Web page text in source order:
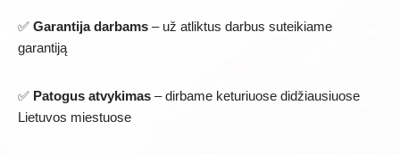
✅ Garantija darbams – už atliktus darbus suteikiame
garantiją
✅ Patogus atvykimas – dirbame keturiuose didžiausiuose
Lietuvos miestuose